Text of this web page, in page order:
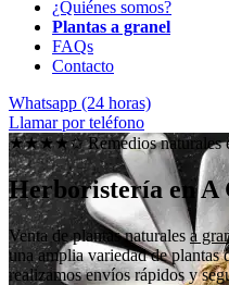
¿Quiénes somos?
Plantas a granel
FAQs
Contacto
Whatsapp (24 horas)
Llamar por teléfono
★★★★✩ Remedios naturales
Herboristería en A
Venta de plantas naturalesa
una amplia variedad de plantas
realizamos envíos rápidos y